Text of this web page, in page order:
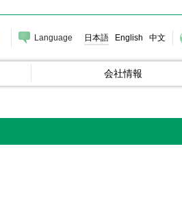
Language 日本語 English 中文
会社情報